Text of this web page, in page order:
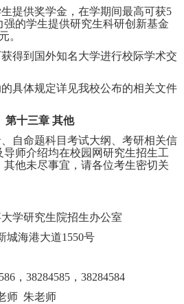
提供奖学金，在学期间最高可获5
的学生提供研究生科研创新基金
。
得到国外知名大学进行校际学术交
具体规定详见我校公布的相关文件
第十三章 其他
自命题科目考试大纲、考研相关信
师介绍均在校园网研究生招生工
他未尽事宜，请各位考生密切关
学研究生院招生办公室
城海港大道1550号
， 38284585 ， 38284584
师 朱老师